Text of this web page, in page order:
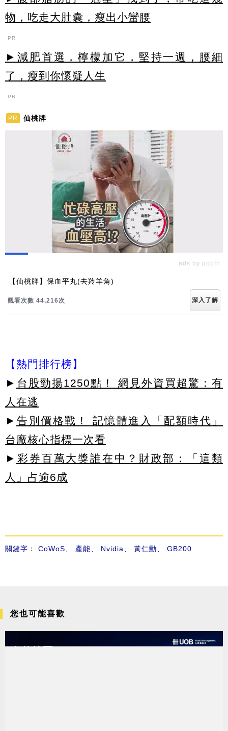
物，吃走大肚囊，瘦出小蠻腰
PR
►減肥首選，檸檬加它，堅持一週，腰細
了，瘦到你懷疑人生
PR
PR 仙桃牌
ads by popIn
【仙桃牌】保血平丸(去羚羊角)
觀看次數 44,220次 深入了解
【熱門排行榜】
► 台股勁揚1250點！ 網見外資買超驚：有
人在逃
► 告別價格戰！ 記憶體進入「配額時代」
台廠核心指標一次看
► 彩券百萬大獎誰在中？財政部：「這類
人」占逾6成
關鍵字： CoWoS 產能 Nvidia 黃仁勳 GB200
您也可能喜歡